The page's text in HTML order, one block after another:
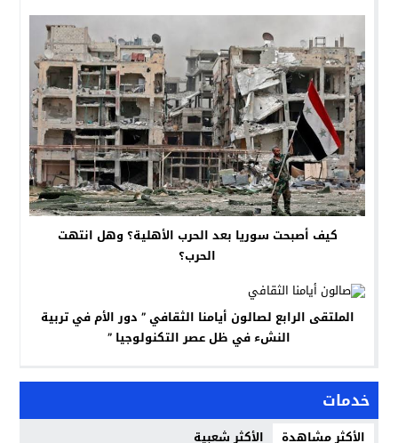
كيف أصبحت سوريا بعد الحرب الأهلية؟ وهل انتهت
الحرب؟
الملتقى الرابع لصالون أيامنا الثقافي ” دور الأم في تربية
النشء في ظل عصر التكنولوجيا ”
خدمات
الأكثر مشاهدة
الأكثر شعبية